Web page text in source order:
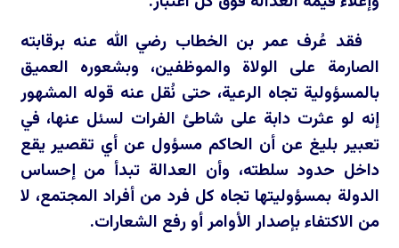
فقد عُرف عمر بن الخطاب رضي الله عنه برقابته
الصارمة على الولاة والموظفين، وبشعوره العميق
بالمسؤولية تجاه الرعية، حتى نُقل عنه قوله المشهور
إنه لو عثرت دابة على شاطئ الفرات لسئل عنها، في
تعبير بليغ عن أن الحاكم مسؤول عن أي تقصير يقع
داخل حدود سلطته، وأن العدالة تبدأ من إحساس
الدولة بمسؤوليتها تجاه كل فرد من أفراد المجتمع، لا
من الاكتفاء بإصدار الأوامر أو رفع الشعارات.